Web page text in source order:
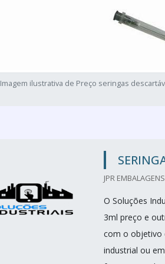
Imagem ilustrativa de Preço seringas
JPR
O Soluções
3ml preço e
com o objetivo
industrial ou